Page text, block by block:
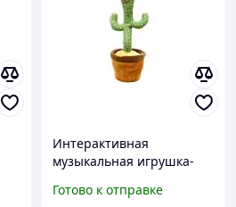
Интерактивная
музыкальная игрушка-
и танцует
Готово к отправке